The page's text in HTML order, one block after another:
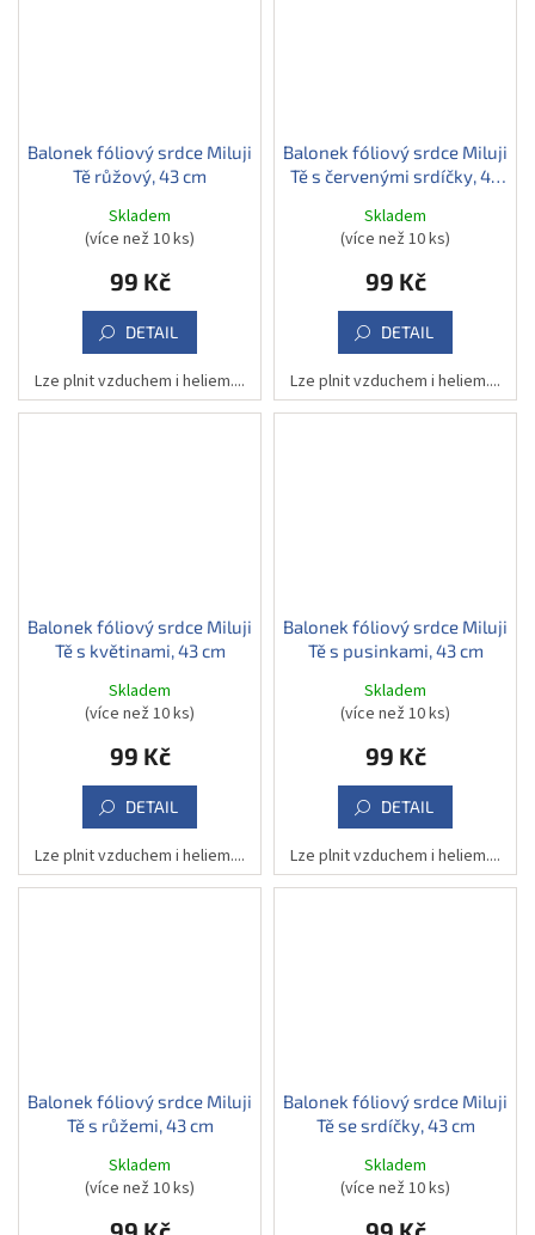
Balonek fóliový srdce Miluji
Tě růžový, 43 cm
Skladem
(více než 10 ks)
99 Kč
DETAIL
Lze plnit vzduchem i heliem....
Balonek fóliový srdce Miluji
Tě s červenými srdíčky, 43
Skladem
(více než 10 ks)
99 Kč
DETAIL
Lze plnit vzduchem i heliem....
Balonek fóliový srdce Miluji
Tě s květinami, 43 cm
Skladem
(více než 10 ks)
99 Kč
DETAIL
Lze plnit vzduchem i heliem....
Balonek fóliový srdce Miluji
Tě s pusinkami, 43 cm
Skladem
(více než 10 ks)
99 Kč
DETAIL
Lze plnit vzduchem i heliem....
Balonek fóliový srdce Miluji
Tě s růžemi, 43 cm
Skladem
(více než 10 ks)
Balonek fóliový srdce Miluji
Tě se srdíčky, 43 cm
Skladem
(více než 10 ks)